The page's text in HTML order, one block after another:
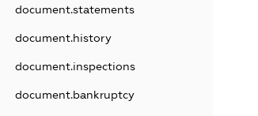
document.statements
document.history
document.inspections
document.bankruptcy